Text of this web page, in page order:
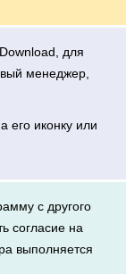
для
менеджер,
его иконку или
с другого
согласие на
выполняется